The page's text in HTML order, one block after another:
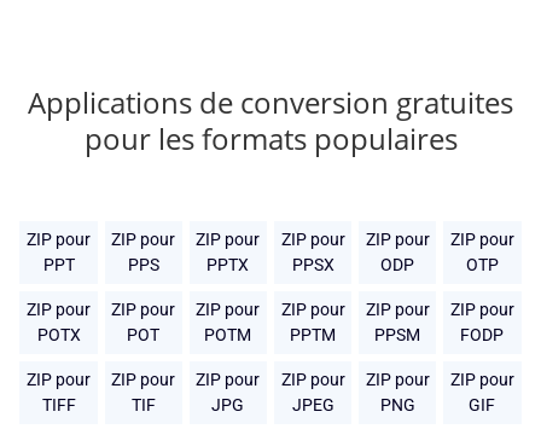
Applications de conversion gratuites
pour les formats populaires
ZIP pour
PPT
ZIP pour
PPS
ZIP pour
PPTX
ZIP pour
PPSX
ZIP pour
ODP
ZIP pour
OTP
ZIP pour
POTX
ZIP pour
POT
ZIP pour
POTM
ZIP pour
PPTM
ZIP pour
PPSM
ZIP pour
FODP
ZIP pour
TIFF
ZIP pour
TIF
ZIP pour
JPG
ZIP pour
JPEG
ZIP pour
PNG
ZIP pour
GIF